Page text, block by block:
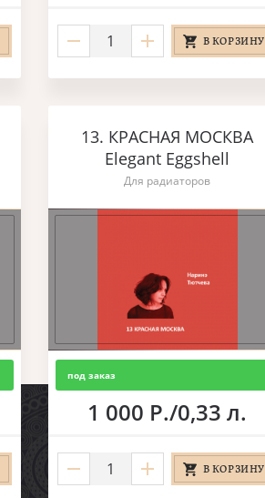
В КОРЗИНУ
13. КРАСНАЯ МОСКВА
Elegant Eggshell
Для радиаторов
под заказ
1 000 Р./0,33 л.
В КОРЗИНУ